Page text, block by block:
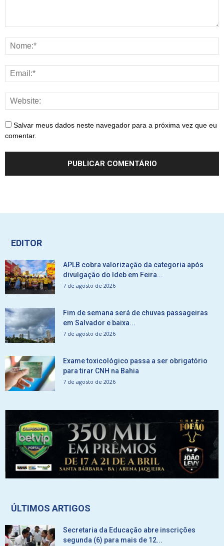
Salvar meus dados neste navegador para a próxima vez que eu
comentar.
EDITOR
APLB cobra valorização da categoria após
divulgação do Ideb em Feira...
7 de agosto de 2026
Fim de semana será de chuvas passageiras
em Salvador e baixa...
7 de agosto de 2026
Exame toxicológico passa a ser obrigatório
para tirar CNH na Bahia
7 de agosto de 2026
ÚLTIMOS ARTIGOS
Secretaria da Educação abre inscrições
segunda (6) para mais de 12...